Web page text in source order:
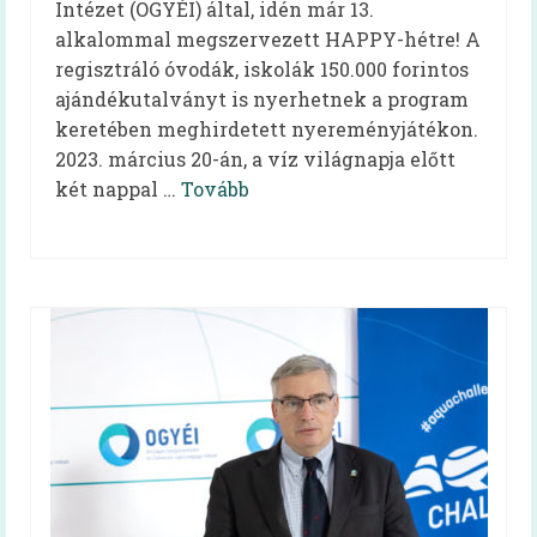
HAPPY-hét 2026
HAPPY-hét 2025
HAPPY-hét 2024
HAPPY-hét 2023
HAPPY-hét, 2020
Előzmény (HAPPY, 2007)
Virtuális kiállítás
Kapcsolat
Intézet (OGYÉI) által, idén már 13.
alkalommal megszervezett HAPPY-hétre! A
regisztráló óvodák, iskolák 150.000 forintos
ajándékutalványt is nyerhetnek a program
keretében meghirdetett nyereményjátékon.
2023. március 20-án, a víz világnapja előtt
két nappal … Tovább